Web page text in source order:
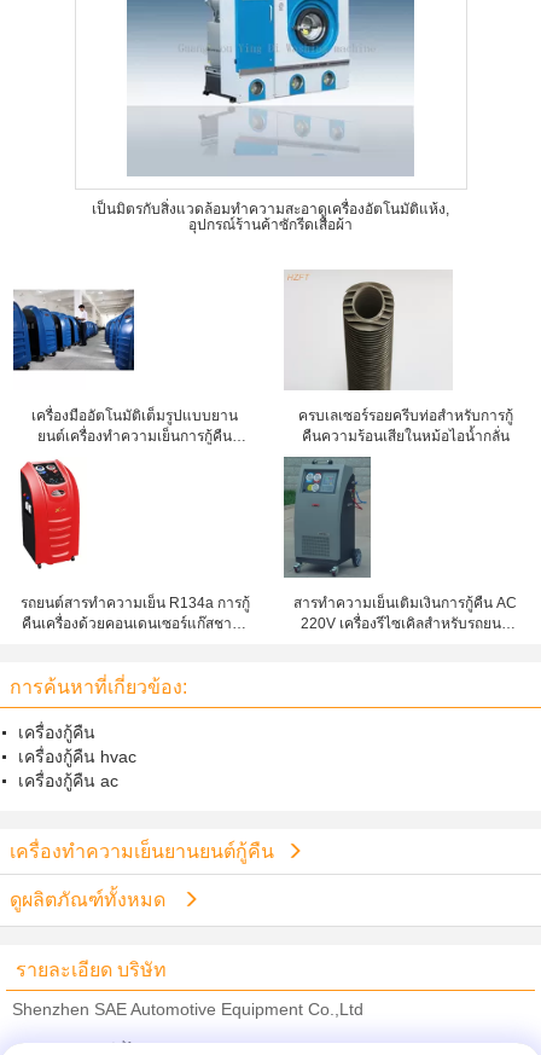
เป็นมิตรกับสิ่งแวดล้อมทำความสะอาดเครื่องอัตโนมัติแห้ง,
อุปกรณ์ร้านค้าซักรีดเสื้อผ้า
เครื่องมืออัตโนมัติเต็มรูปแบบยาน
ยนต์เครื่องทำความเย็นการกู้คืน
เครื่องปรับอากาศและอุปกรณ์
ครบเลเซอร์รอยครีบท่อสำหรับการกู้
คืนความร้อนเสียในหม้อไอน้ำกลั่น
รถยนต์สารทำความเย็น R134a การกู้
คืนเครื่องด้วยคอนเดนเซอร์แก๊สชาร์จ
สารทำความเย็นเติมเงินการกู้คืน AC
220V เครื่องรีไซเคิลสำหรับรถยนต์
การค้นหาที่เกี่ยวข้อง:
เครื่องกู้คืน
เครื่องกู้คืน hvac
เครื่องกู้คืน ac
เครื่องทำความเย็นยานยนต์กู้คืน
ดูผลิตภัณฑ์ทั้งหมด
รายละเอียด บริษัท
Shenzhen SAE Automotive Equipment Co.,Ltd